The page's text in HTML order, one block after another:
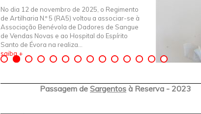
No dia 12 de novembro de 2025, o Regimento
de Artilharia N.º 5 (RA5) voltou a associar-se à
Associação Benévola de Dadores de Sangue
de Vendas Novas e ao Hospital do Espírito
Santo de Évora na realiza...
saiba +
Passagem de Sargentos à Reserva - 2023